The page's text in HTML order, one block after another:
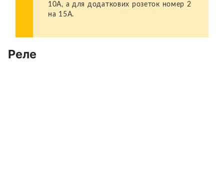
10А, а для додаткових розеток номер 2
на 15А.
Реле